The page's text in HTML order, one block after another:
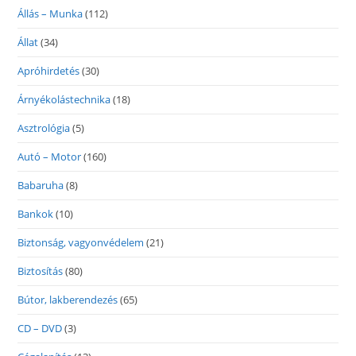
Állás – Munka(112)
Állat(34)
Apróhirdetés(30)
Árnyékolástechnika(18)
Asztrológia(5)
Autó – Motor(160)
Babaruha(8)
Bankok(10)
Biztonság, vagyonvédelem (21)
Biztosítás(80)
Bútor, lakberendezés(65)
CD – DVD(3)